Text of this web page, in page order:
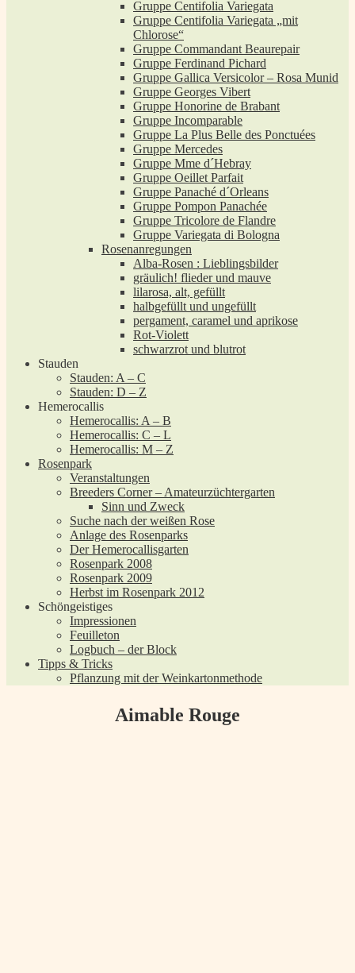
Gruppe Centifolia Variegata
Gruppe Centifolia Variegata „mit
Chlorose“
Gruppe Commandant Beaurepair
Gruppe Ferdinand Pichard
Gruppe Gallica Versicolor – Rosa Munid
Gruppe Georges Vibert
Gruppe Honorine de Brabant
Gruppe Incomparable
Gruppe La Plus Belle des Ponctuées
Gruppe Mercedes
Gruppe Mme d´Hebray
Gruppe Oeillet Parfait
Gruppe Panaché d´Orleans
Gruppe Pompon Panachée
Gruppe Tricolore de Flandre
Gruppe Variegata di Bologna
Rosenanregungen
Alba-Rosen : Lieblingsbilder
gräulich! flieder und mauve
lilarosa, alt, gefüllt
halbgefüllt und ungefüllt
pergament, caramel und aprikose
Rot-Violett
schwarzrot und blutrot
Stauden
Stauden: A – C
Stauden: D – Z
Hemerocallis
Hemerocallis: A – B
Hemerocallis: C – L
Hemerocallis: M – Z
Rosenpark
Veranstaltungen
Breeders Corner – Amateurzüchtergarten
Sinn und Zweck
Suche nach der weißen Rose
Anlage des Rosenparks
Der Hemerocallisgarten
Rosenpark 2008
Rosenpark 2009
Herbst im Rosenpark 2012
Schöngeistiges
Impressionen
Feuilleton
Logbuch – der Block
Tipps & Tricks
Pflanzung mit der Weinkartonmethode
Aimable Rouge